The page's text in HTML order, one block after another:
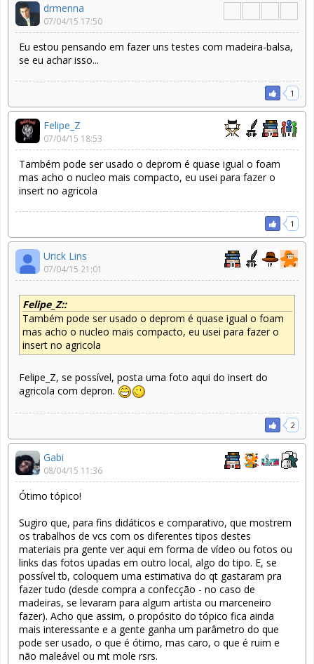
drmenna
07/04/15 17:50
Eu estou pensando em fazer uns testes com madeira-balsa,
se eu achar isso...
1
Felipe_Z
07/04/15 18:53
Também pode ser usado o deprom é quase igual o foam
mas acho o nucleo mais compacto, eu usei para fazer o
insert no agricola
1
Urick Lins
07/04/15 21:01
Felipe_Z::
Também pode ser usado o deprom é quase igual o foam
mas acho o nucleo mais compacto, eu usei para fazer o
insert no agricola
Felipe_Z, se possível, posta uma foto aqui do insert do
agricola com depron.
2
Gabi
08/04/15 11:36
Ótimo tópico!
Sugiro que, para fins didáticos e comparativo, que mostrem
os trabalhos de vcs com os diferentes tipos destes
materiais pra gente ver aqui em forma de vídeo ou fotos ou
links das fotos upadas em outro local, algo do tipo. E, se
possível tb, coloquem uma estimativa do qt gastaram pra
fazer tudo (desde compra a confecção - no caso de
madeiras, se levaram para algum artista ou marceneiro
fazer). Acho que assim, o propósito do tópico fica ainda
mais interessante e a gente ganha um parâmetro do que
pode ser usado, o que é ótimo, mas caro, o que é ruim e
não maleável ou mt mole rsrs.